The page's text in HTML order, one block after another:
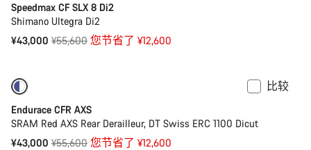
Speedmax CF SLX 8 Di2
Shimano Ultegra Di2
¥43,000 原
¥55,600 您节省了 ¥12,600
比较
Endurace CFR AXS
SRAM Red AXS Rear Derailleur, DT Swiss ERC 1100 Dicut
¥43,000 原
¥55,600 您节省了 ¥12,600